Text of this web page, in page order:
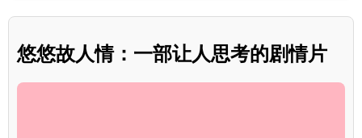
悠悠故人情：一部让人思考的剧情片